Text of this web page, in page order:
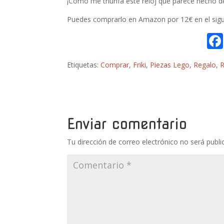
Puedes comprarlo en Amazon por 12€ en el
Etiquetas:Comprar, Friki, Piezas Lego, Regalo,
Enviar comentario
Tu dirección de correo electrónico no será